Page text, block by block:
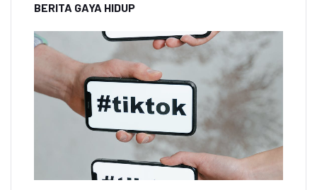
BERITA GAYA HIDUP